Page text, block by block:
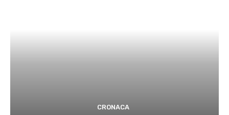
CRONACA